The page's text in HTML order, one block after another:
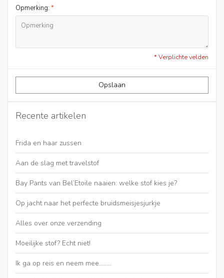
Opmerking: *
* Verplichte velden
Opslaan
Recente artikelen
Frida en haar zussen
Aan de slag met travelstof
Bay Pants van Bel’Etoile naaien: welke stof kies je?
Op jacht naar het perfecte bruidsmeisjesjurkje
Alles over onze verzending
Moeilijke stof? Echt niet!
Ik ga op reis en neem mee……..